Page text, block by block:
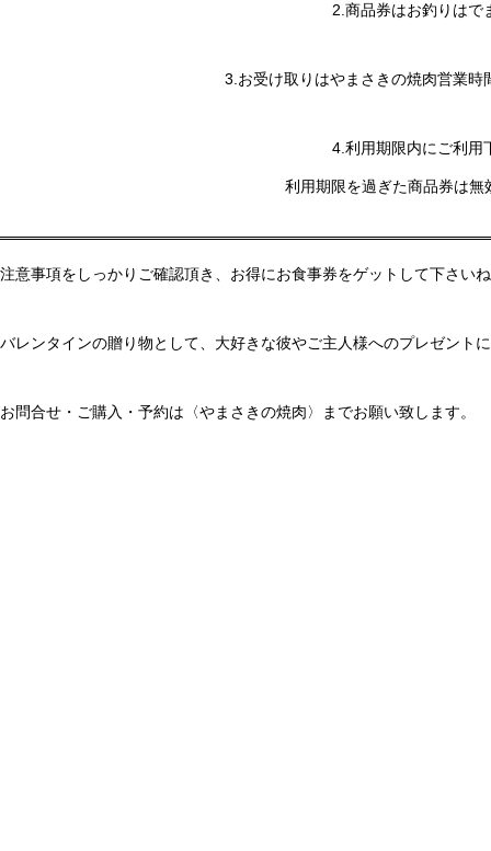
2.商品券はお釣りはで
3.お受け取りはやまさきの焼肉営業時
4.利用期限内にご利用
利用期限を過ぎた商品券は無
注意事項をしっかりご確認頂き、お得にお食事券をゲットして下さい
バレンタインの贈り物として、大好きな彼やご主人様へのプレゼント
お問合せ・ご購入・予約は〈やまさきの焼肉〉までお願い致します。